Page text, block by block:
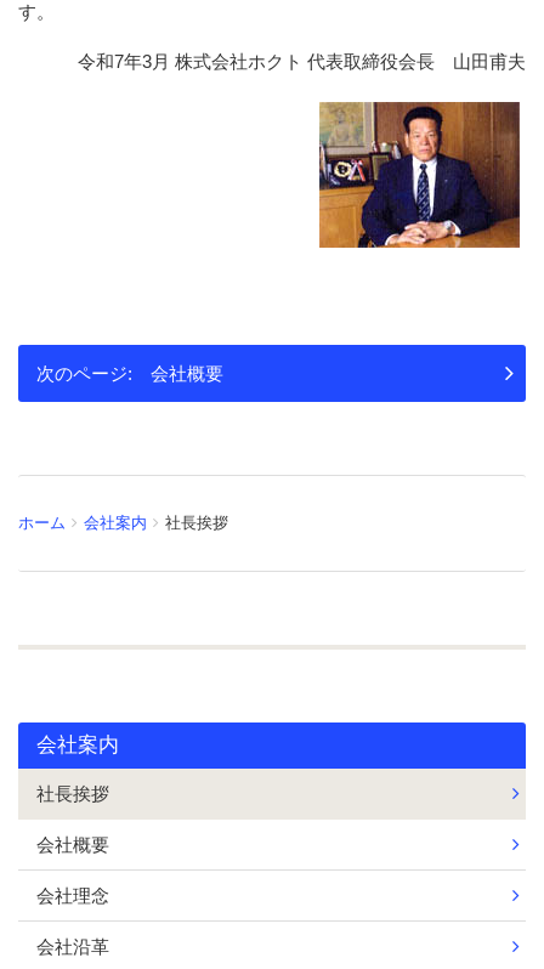
す。
令和7年3月 株式会社ホクト 代表取締役会長 山田甫夫
会社概要
ホーム 会社案内 社長挨拶
会社案内
社長挨拶
会社概要
会社理念
会社沿革